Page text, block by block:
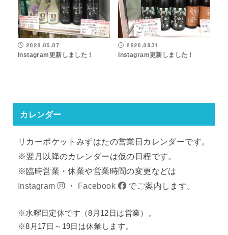
2020.05.07
Instagram更新しました！
2020.08.31
Instagram更新しました！
カレンダー
リカーポケットみずはたの営業日カレンダーです。
※翌月以降のカレンダーは仮の日程です。
※臨時営業・休業や営業時間の変更などは
Instagram
・ Facebook でご案内します。
※水曜日定休です（8月12日は営業）。
※8月17日～19日は休業します。